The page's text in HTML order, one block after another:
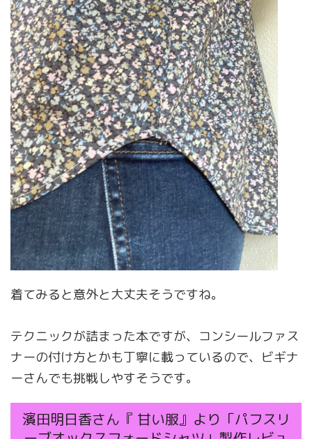
着てみると意外と大丈夫そうですね。
テクニックが詰まった本ですが、コンシールファス
ナーの付け方とかも丁寧に載っているので、ビギナ
ーさんでも挑戦しやすそうです。
濱田明日香さん『 甘い服』より「パフスリ